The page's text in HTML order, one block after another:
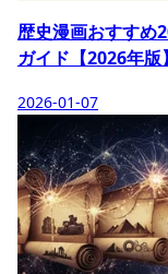
歴史漫画おすすめ
ガイド【2026年版】
2026-01-07